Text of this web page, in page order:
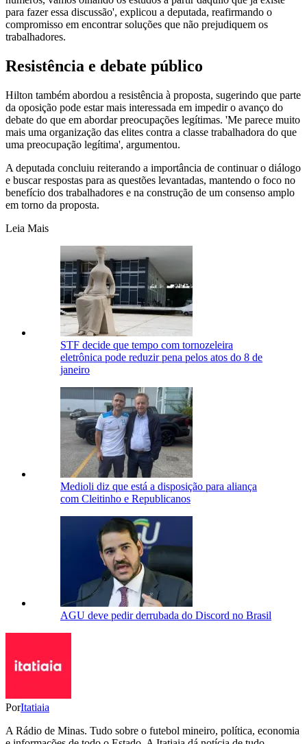
para fazer essa discussão', explicou a deputada, reafirmando o
compromisso em encontrar soluções que não prejudiquem os
trabalhadores.
Resistência e debate público
Hilton também abordou a resistência à proposta, sugerindo que parte
da oposição pode estar mais interessada em impedir o avanço do
debate do que em abordar preocupações legítimas. 'Me parece muito
mais uma organização das elites contra a classe trabalhadora do que
uma preocupação legítima', argumentou.
A deputada concluiu reiterando a importância de continuar o diálogo
e buscar respostas para as questões levantadas, mantendo o foco no
benefício dos trabalhadores e na construção de um consenso amplo
em torno da proposta.
Leia Mais
STF decide que tempo com tornozeleira
eletrônica pode reduzir pena pelos atos do 8 de
janeiro
Medioli diz que está a disposição para aliança
com Cleitinho e Republicanos
AGU deve pedir derrubada do Discord no Brasil
PorItatiaia
A Rádio de Minas. Tudo sobre o futebol mineiro, política, economia